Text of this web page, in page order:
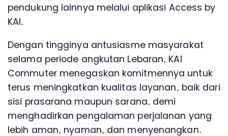
pendukung lainnya melalui aplikasi Access by
KAI.
Dengan tingginya antusiasme masyarakat
selama periode angkutan Lebaran, KAI
Commuter menegaskan komitmennya untuk
terus meningkatkan kualitas layanan, baik dari
sisi prasarana maupun sarana, demi
menghadirkan pengalaman perjalanan yang
lebih aman, nyaman, dan menyenangkan.